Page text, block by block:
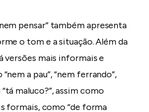
pensar” também apresenta
o tom e a situação. Além da
versões mais informais e
a pau”, “nem ferrando”,
maluco?”, assim como
formais, como “de forma